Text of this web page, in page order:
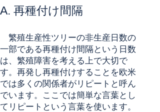
A. 再種付け間隔
繁殖生産性ツリーの非生産日数の
一部である再種付け間隔という日数
は、繁殖障害を考える上で大切で
す。再発し再種付けすることを欧米
では多くの関係者がリピートと呼ん
でいます。ここでは簡単な言葉とし
てリピートという言葉を使います。